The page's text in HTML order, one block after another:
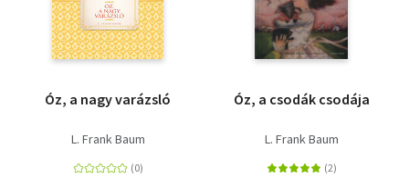
Óz, a nagy varázsló
L. Frank Baum
Óz, a csodák csodája
L. Frank Baum